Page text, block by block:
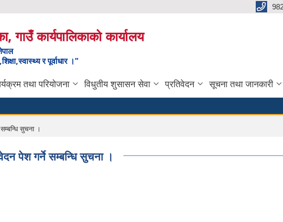
गाउँ कार्यपालिकाको कार्यालय
र पूर्वाधार ।"
तथा परियोजना विधुतीय शुसासन सेवा प्रतिवेदन सूचना तथा जानकारी
सुचना ।
पेश गर्ने सम्बन्धि सुचना ।